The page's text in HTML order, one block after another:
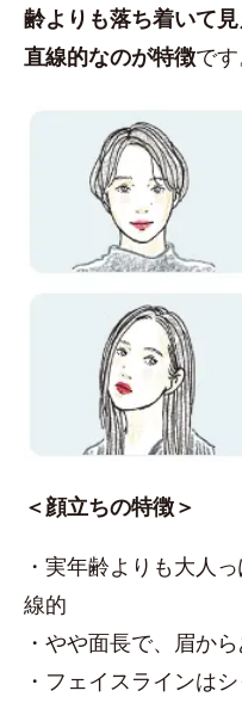
齢よりも落ち着いて
直線的なのが特徴です
＜顔立ちの特徴＞
・実年齢よりも大人
線的
・やや面長で、眉か
・フェイスラインは